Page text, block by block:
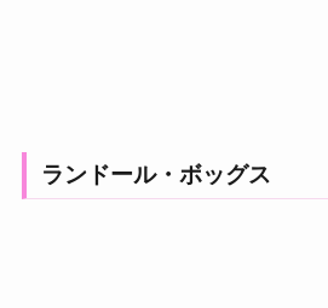
ランドール・ボッグス